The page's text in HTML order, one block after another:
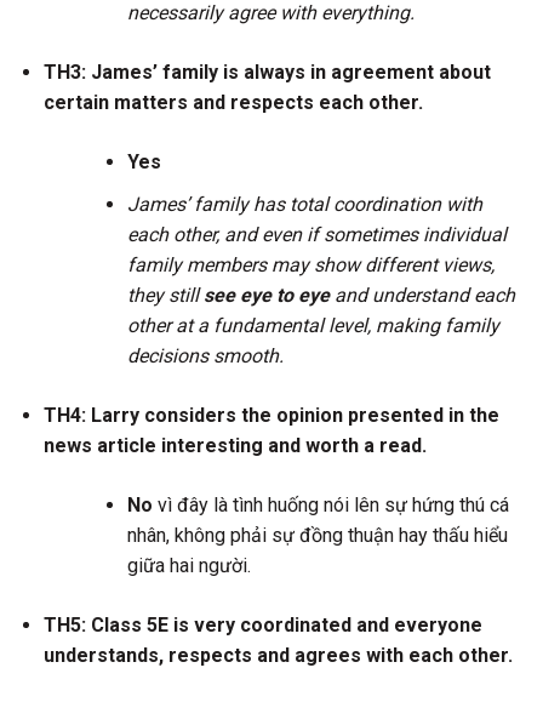
necessarily agree with everything.
TH3: James’ family is always in agreement about
certain matters and respects each other.
Yes
James’ family has total coordination with
each other, and even if sometimes individual
family members may show different views,
they stillsee eye to eyeand understand each
other at a fundamental level, making family
decisions smooth.
TH4: Larry considers the opinion presented in the
news article interesting and worth a read.
No vì đây là tình huống nói lên sự hứng thú cá
nhân, không phải sự đồng thuận hay thấu hiểu
giữa hai người.
TH5: Class 5E is very coordinated and everyone
understands, respects and agrees with each other.